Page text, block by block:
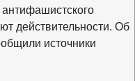
действительности. Об
источники